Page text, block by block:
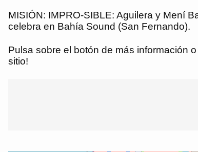
MISIÓN: IMPRO-SIBLE: Aguilera y Mení
celebra en Bahía Sound (San Fernando).
Pulsa sobre el botón de más información
sitio!